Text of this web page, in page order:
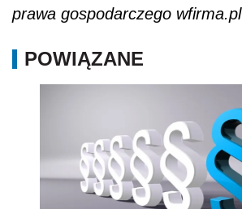
prawa gospodarczego wfirma.pl
POWIĄZANE